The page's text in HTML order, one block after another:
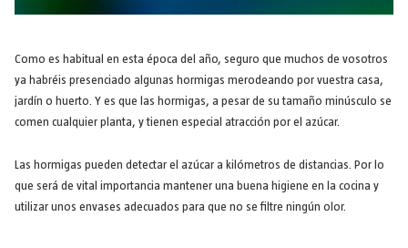
Como es habitual en esta época del año, seguro que muchos de vosotros
ya habréis presenciado algunas hormigas merodeando por vuestra casa,
jardín o huerto. Y es que las hormigas, a pesar de su tamaño minúsculo se
comen cualquier planta, y tienen especial atracción por el azúcar.
Las hormigas pueden detectar el azúcar a kilómetros de distancias. Por lo
que será de vital importancia mantener una buena higiene en la cocina y
utilizar unos envases adecuados para que no se filtre ningún olor.